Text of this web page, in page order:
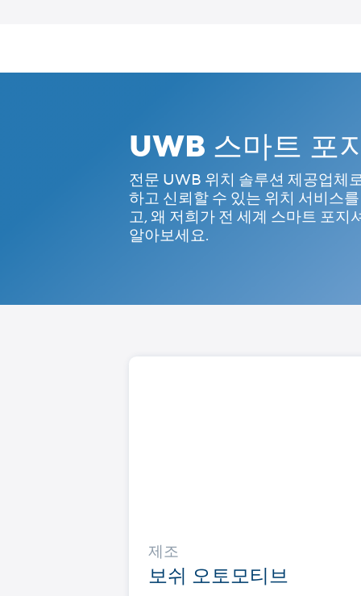
UWB 스마트 포
전문 UWB 위치 솔루션 제공업체
하고 신뢰할 수 있는 위치 서비스
고, 왜 저희가 전 세계 스마트 포지
알아보세요.
제조
보쉬 오토모티브